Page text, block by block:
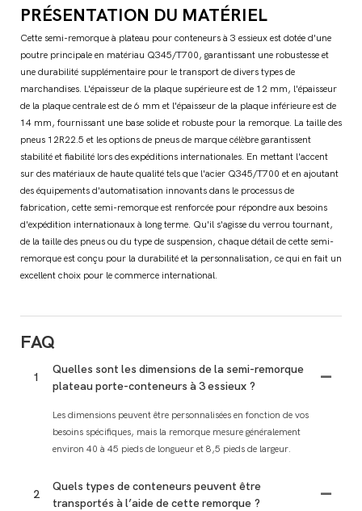
PRÉSENTATION DU MATÉRIEL
Cette semi-remorque à plateau pour conteneurs à 3 essieux est dotée d'une
poutre principale en matériau Q345/T700, garantissant une robustesse et
une durabilité supplémentaire pour le transport de divers types de
marchandises. L'épaisseur de la plaque supérieure est de 12 mm, l'épaisseur
de la plaque centrale est de 6 mm et l'épaisseur de la plaque inférieure est de
14 mm, fournissant une base solide et robuste pour la remorque. La taille des
pneus 12R22.5 et les options de pneus de marque célèbre garantissent
stabilité et fiabilité lors des expéditions internationales. En mettant l'accent
sur des matériaux de haute qualité tels que l'acier Q345/T700 et en ajoutant
des équipements d'automatisation innovants dans le processus de
fabrication, cette semi-remorque est renforcée pour répondre aux besoins
d'expédition internationaux à long terme. Qu'il s'agisse du verrou tournant,
de la taille des pneus ou du type de suspension, chaque détail de cette semi-
remorque est conçu pour la durabilité et la personnalisation, ce qui en fait un
excellent choix pour le commerce international.
FAQ
1
Quelles sont les dimensions de la semi-remorque
plateau porte-conteneurs à 3 essieux ?
Les dimensions peuvent être personnalisées en fonction de vos
besoins spécifiques, mais la remorque mesure généralement
environ 40 à 45 pieds de longueur et 8,5 pieds de largeur.
2
Quels types de conteneurs peuvent être
transportés à l’aide de cette remorque ?